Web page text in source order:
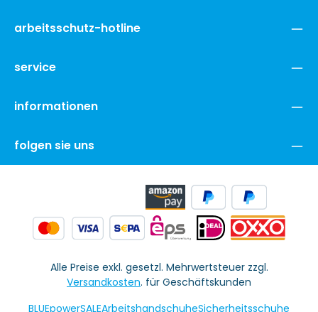
arbeitsschutz-hotline
service
informationen
folgen sie uns
Alle Preise exkl. gesetzl. Mehrwertsteuer zzgl.
Versandkosten. für Geschäftskunden
BLUEpowerSALEArbeitshandschuheSicherheitsschuhe